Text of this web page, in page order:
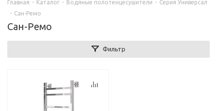
Главная - Каталог - Водяные полотенцесушители - Серия Универсал
- Сан-Ремо
Сан-Ремо
Фильтр